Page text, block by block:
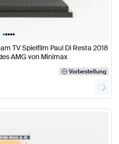
•••••
TV Spielfilm Paul Di Resta 2018
AMG von Minimax
Vorbestellung